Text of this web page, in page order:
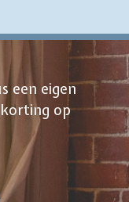
een eigen
op